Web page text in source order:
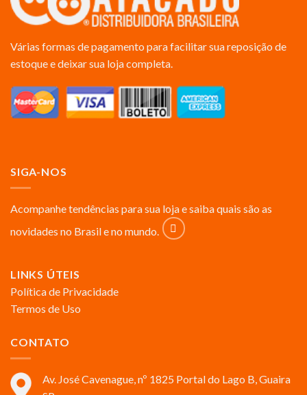
Várias formas de pagamento para facilitar sua reposição de
estoque e deixar sua loja completa.
SIGA-NOS
Acompanhe tendências para sua loja e saiba quais são as
novidades no Brasil e no mundo.
LINKS ÚTEIS
Política de Privacidade
Termos de Uso
CONTATO
Av. José Cavenague, nº 1825 Portal do Lago B, Guaira